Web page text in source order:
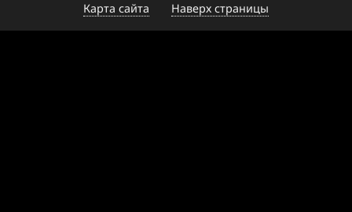
Карта сайта
Наверх страницы